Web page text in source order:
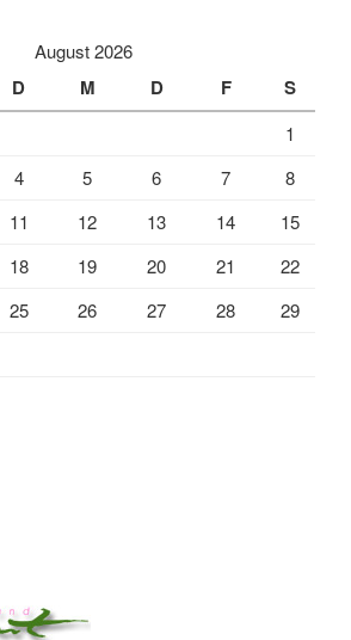
August 2026
D M D F S
1
4 5 6 7
8
11 12 13 14
15
18 19 20 21
22
25 26 27 28
29